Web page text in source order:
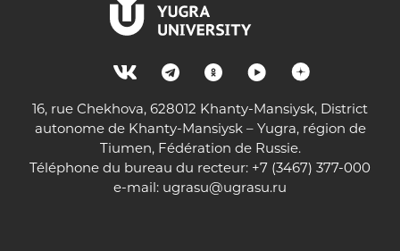
16, rue Chekhova, 628012 Khanty-Mansiysk, District
autonome de Khanty-Mansiysk – Yugra, région de
Tiumen, Fédération de Russie.
Téléphone du bureau du recteur: +7 (3467) 377-000
e-mail: ugrasu@ugrasu.ru